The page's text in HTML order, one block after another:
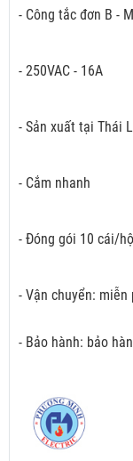
- Công tắc đơn B -
- 250VAC - 16A
- Sản xuất tại Thái
- Cắm nhanh
- Đóng gói 10 cái/
- Vận chuyển: miễn
- Bảo hành: bảo